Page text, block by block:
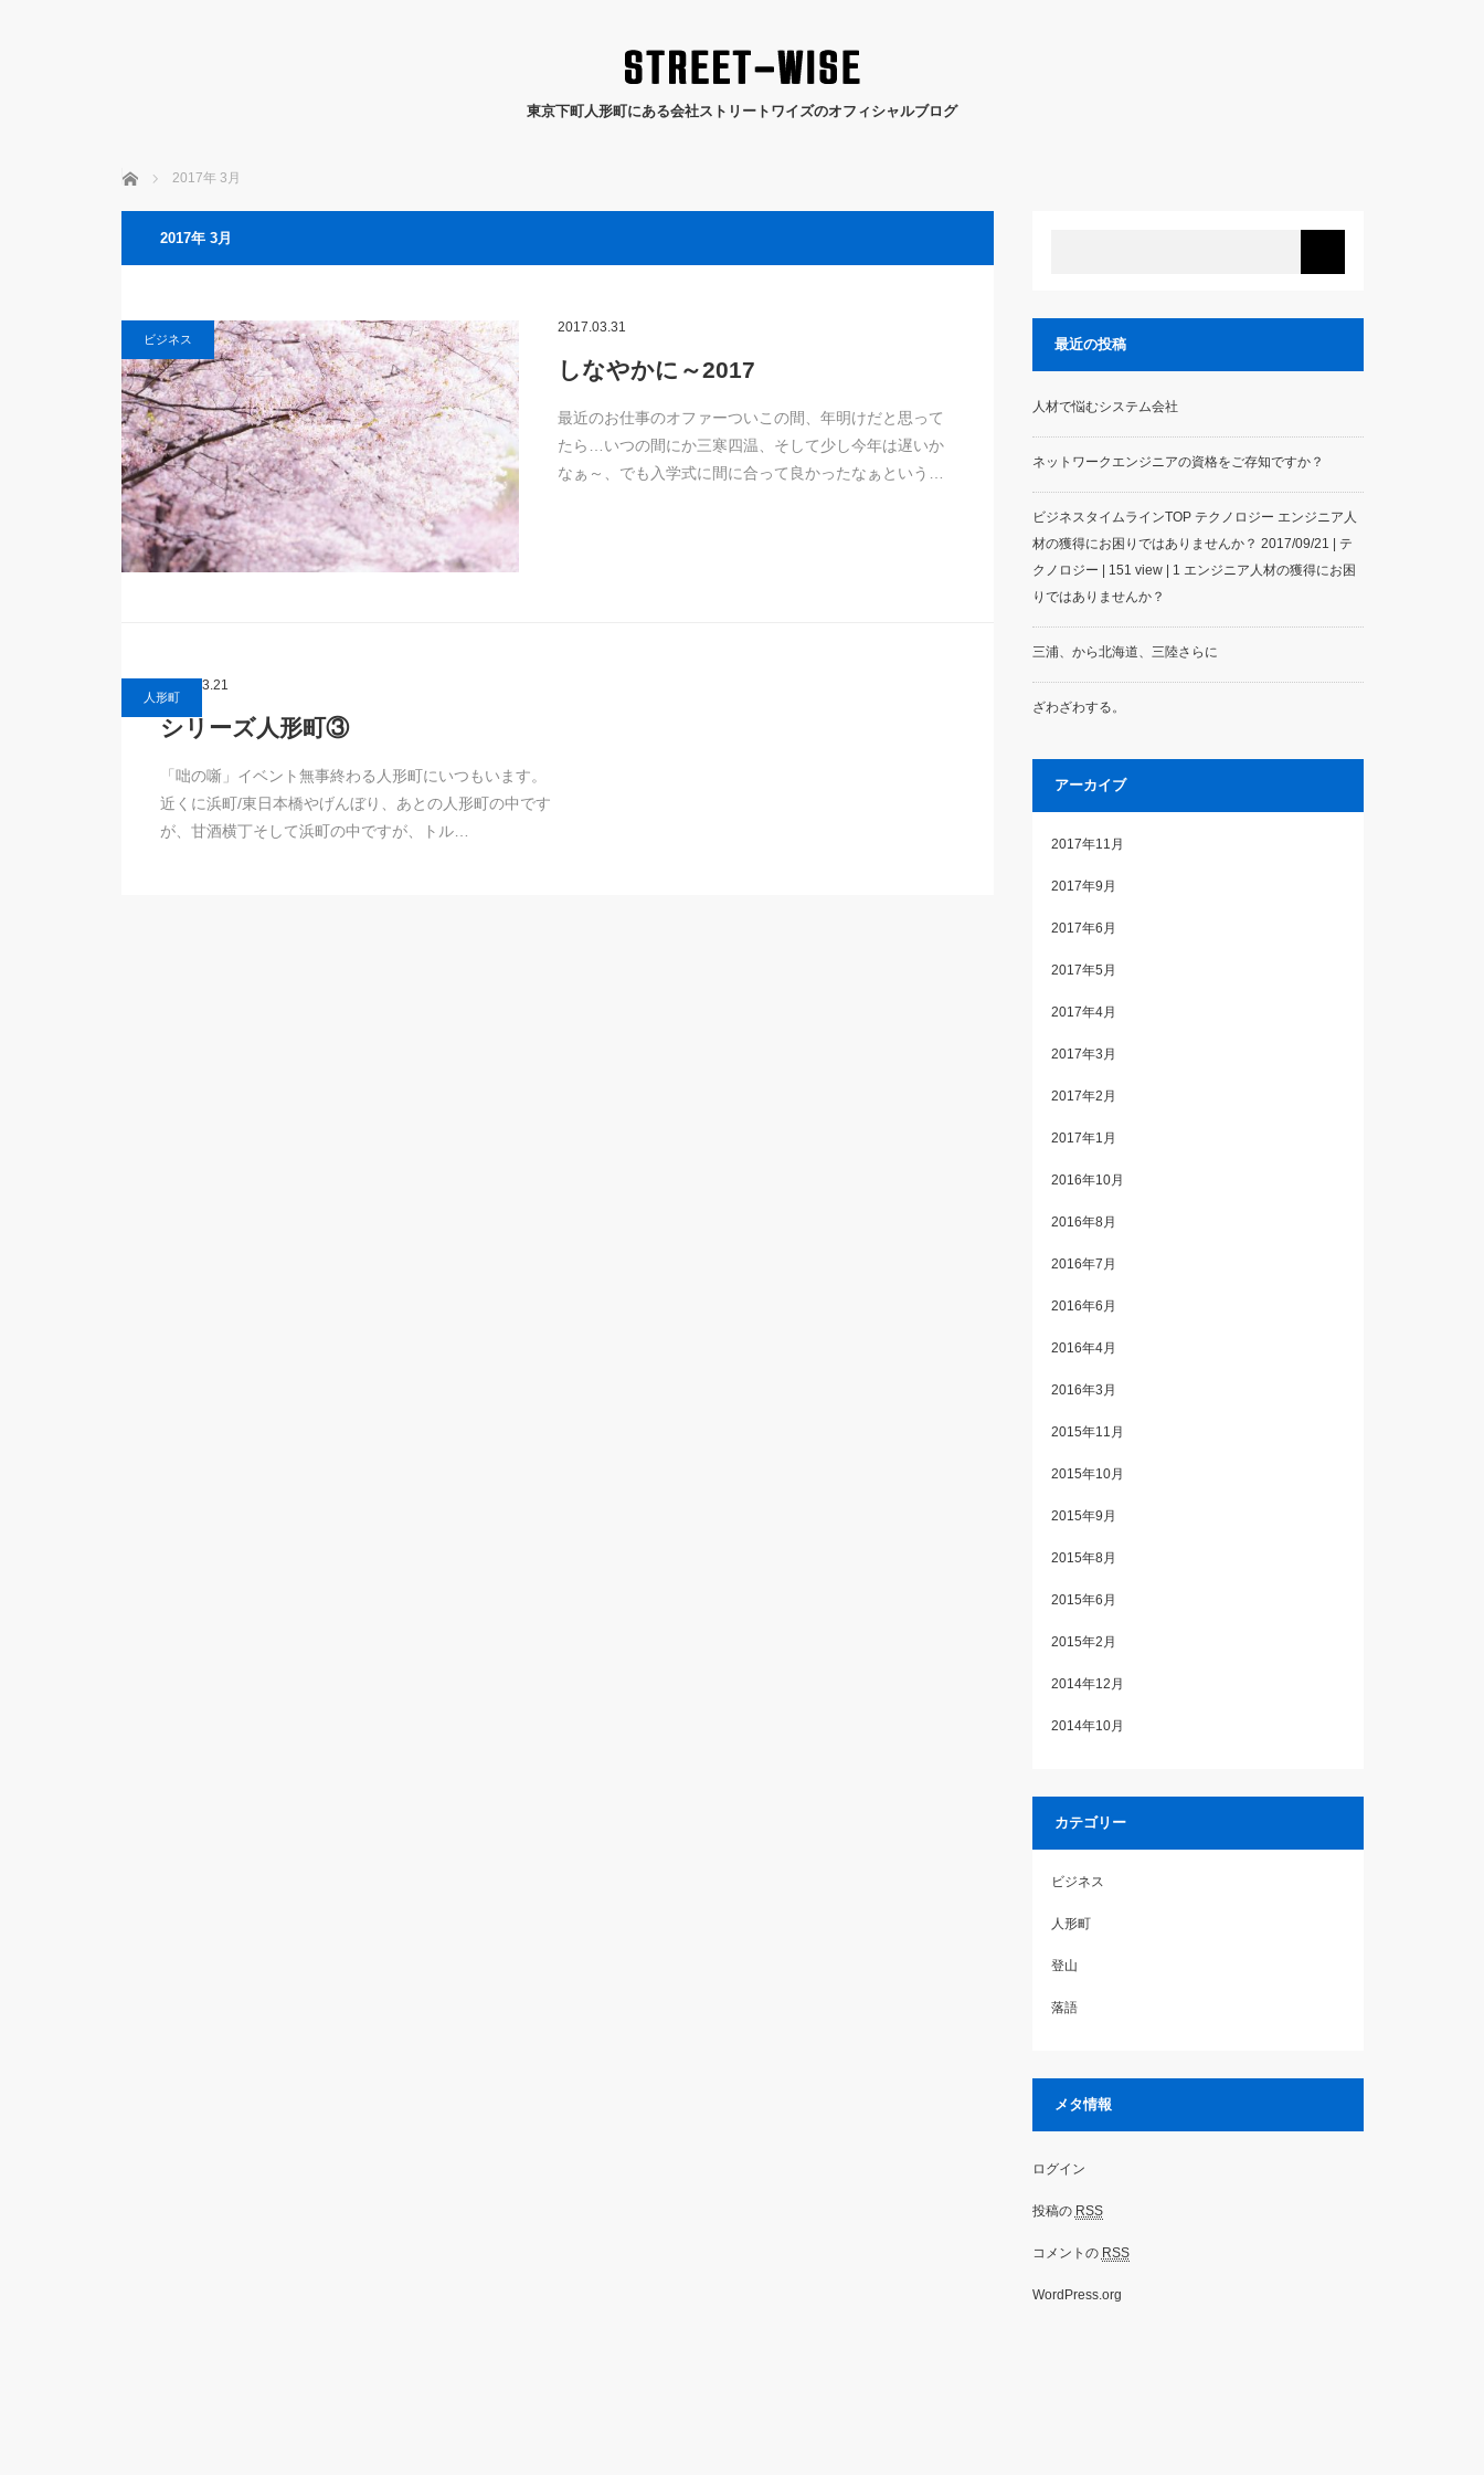
東京下町人形町にある会社ストリートワイズのオフィシャルブログ
ホーム 2017年 3月
2017年 3月
ビジネス
2017.03.31
しなやかに～2017
最近のお仕事のオファーついこの間、年明けだと思って
たら…いつの間にか三寒四温、そして少し今年は遅いか
なぁ～、でも入学式に間に合って良かったなぁという…
人形町
2017.03.21
シリーズ人形町③
「咄の噺」イベント無事終わる人形町にいつもいます。
近くに浜町/東日本橋やげんぼり、あとの人形町の中です
が、甘酒横丁そして浜町の中ですが、トル…
最近の投稿
人材で悩むシステム会社
ネットワークエンジニアの資格をご存知ですか？
ビジネスタイムラインTOP テクノロジー エンジニア人
材の獲得にお困りではありませんか？ 2017/09/21 | テ
クノロジー | 151 view | 1 エンジニア人材の獲得にお困
りではありませんか？
三浦、から北海道、三陸さらに
ざわざわする。
アーカイブ
2017年11月
2017年9月
2017年6月
2017年5月
2017年4月
2017年3月
2017年2月
2017年1月
2016年10月
2016年8月
2016年7月
2016年6月
2016年4月
2016年3月
2015年11月
2015年10月
2015年9月
2015年8月
2015年6月
2015年2月
2014年12月
2014年10月
カテゴリー
ビジネス
人形町
登山
落語
メタ情報
ログイン
投稿の RSS
コメントの RSS
WordPress.org